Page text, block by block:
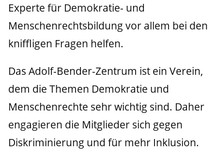
Experte für Demokratie- und
Menschenrechtsbildung vor allem bei den
kniffligen Fragen helfen.
Das Adolf-Bender-Zentrum ist ein Verein,
dem die Themen Demokratie und
Menschenrechte sehr wichtig sind. Daher
engagieren die Mitglieder sich gegen
Diskriminierung und für mehr Inklusion.